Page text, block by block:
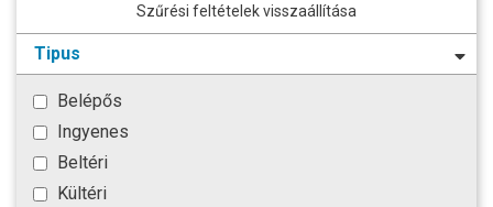
Szűrési feltételek visszaállítása
Tipus
Belépős
Ingyenes
Beltéri
Kültéri